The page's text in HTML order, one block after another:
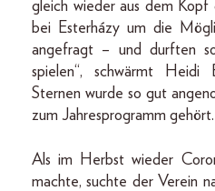
gleich wieder aus dem
bei Esterházy um die
angefragt – und durften
spielen“, schwärmt
Sternen wurde so gut
zum Jahresprogramm gehört.
Als im Herbst wieder
machte, suchte der Verein